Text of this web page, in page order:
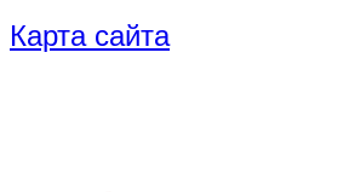
Карта сайта